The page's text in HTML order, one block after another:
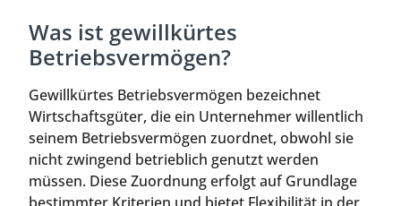
Was ist gewillkürtes
Betriebsvermögen?
Gewillkürtes Betriebsvermögen bezeichnet
Wirtschaftsgüter, die ein Unternehmer willentlich
seinem Betriebsvermögen zuordnet, obwohl sie
nicht zwingend betrieblich genutzt werden
müssen. Diese Zuordnung erfolgt auf Grundlage